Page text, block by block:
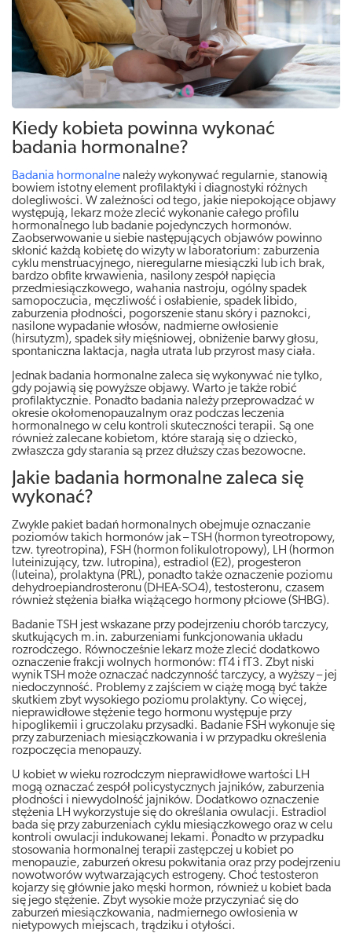
Kiedy kobieta powinna wykonać
badania hormonalne?
Badania hormonalne należy wykonywać regularnie, stanowią
bowiem istotny element profilaktyki i diagnostyki różnych
dolegliwości. W zależności od tego, jakie niepokojące objawy
występują, lekarz może zlecić wykonanie całego profilu
hormonalnego lub badanie pojedynczych hormonów.
Zaobserwowanie u siebie następujących objawów powinno
skłonić każdą kobietę do wizyty w laboratorium: zaburzenia
cyklu menstruacyjnego, nieregularne miesiączki lub ich brak,
bardzo obfite krwawienia, nasilony zespół napięcia
przedmiesiączkowego, wahania nastroju, ogólny spadek
samopoczucia, męczliwość i osłabienie, spadek libido,
zaburzenia płodności, pogorszenie stanu skóry i paznokci,
nasilone wypadanie włosów, nadmierne owłosienie
(hirsutyzm), spadek siły mięśniowej, obniżenie barwy głosu,
spontaniczna laktacja, nagła utrata lub przyrost masy ciała.
Jednak badania hormonalne zaleca się wykonywać nie tylko,
gdy pojawią się powyższe objawy. Warto je także robić
profilaktycznie. Ponadto badania należy przeprowadzać w
okresie okołomenopauzalnym oraz podczas leczenia
hormonalnego w celu kontroli skuteczności terapii. Są one
również zalecane kobietom, które starają się o dziecko,
zwłaszcza gdy starania są przez dłuższy czas bezowocne.
Jakie badania hormonalne zaleca się
wykonać?
Zwykle pakiet badań hormonalnych obejmuje oznaczanie
poziomów takich hormonów jak – TSH (hormon tyreotropowy,
tzw. tyreotropina), FSH (hormon folikulotropowy), LH (hormon
luteinizujący, tzw. lutropina), estradiol (E2), progesteron
(luteina), prolaktyna (PRL), ponadto także oznaczenie poziomu
dehydroepiandrosteronu (DHEA-SO4), testosteronu, czasem
również stężenia białka wiążącego hormony płciowe (SHBG).
Badanie TSH jest wskazane przy podejrzeniu chorób tarczycy,
skutkujących m.in. zaburzeniami funkcjonowania układu
rozrodczego. Równocześnie lekarz może zlecić dodatkowo
oznaczenie frakcji wolnych hormonów: fT4 i fT3. Zbyt niski
wynik TSH może oznaczać nadczynność tarczycy, a wyższy – jej
niedoczynność. Problemy z zajściem w ciążę mogą być także
skutkiem zbyt wysokiego poziomu prolaktyny. Co więcej,
nieprawidłowe stężenie tego hormonu występuje przy
hipoglikemii i gruczolaku przysadki. Badanie FSH wykonuje się
przy zaburzeniach miesiączkowania i w przypadku określenia
rozpoczęcia menopauzy.
U kobiet w wieku rozrodczym nieprawidłowe wartości LH
mogą oznaczać zespół policystycznych jajników, zaburzenia
płodności i niewydolność jajników. Dodatkowo oznaczenie
stężenia LH wykorzystuje się do określania owulacji. Estradiol
bada się przy zaburzeniach cyklu miesiączkowego oraz w celu
kontroli owulacji indukowanej lekami. Ponadto w przypadku
stosowania hormonalnej terapii zastępczej u kobiet po
menopauzie, zaburzeń okresu pokwitania oraz przy podejrzeniu
nowotworów wytwarzających estrogeny. Choć testosteron
kojarzy się głównie jako męski hormon, również u kobiet bada
się jego stężenie. Zbyt wysokie może przyczyniać się do
zaburzeń miesiączkowania, nadmiernego owłosienia w
nietypowych miejscach, trądziku i otyłości.